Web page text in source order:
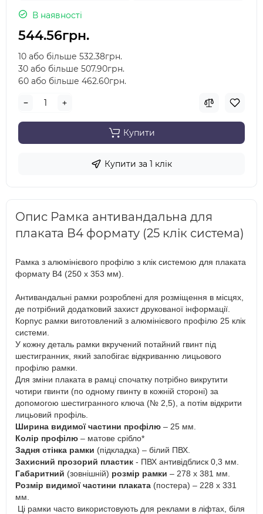
В наявності
544.56грн.
10 або більше 532.38грн.
30 або більше 507.90грн.
60 або більше 462.60грн.
Купити
Купити за 1 клiк
Опис Рамка антивандальна для
плаката В4 формату (25 клік система)
Рамка з алюмінієвого профілю з клік системою для плаката
формату В4 (250 х 353 мм).
Антивандальні рамки розроблені для розміщення в місцях,
де потрібний додатковий захист друкованої інформації.
Корпус рамки виготовлений з алюмінієвого профілю 25 клік
системи.
У кожну деталь рамки вкручений потайний гвинт під
шестигранник, який запобігає відкриванню лицьового
профілю рамки.
Для зміни плаката в рамці спочатку потрібно викрутити
чотири гвинти (по одному гвинту в кожній стороні) за
допомогою шестигранного ключа (№ 2,5), а потім відкрити
лицьовий профіль.
Ширина видимої частини профілю – 25 мм.
Колір профілю – матове срібло*
Задня стінка рамки (підкладка) – білий ПВХ.
Захисний прозорий пластик - ПВХ антивідблиск 0,3 мм.
Габаритний (зовнішній) розмір рамки – 278 х 381 мм.
Розмір видимої частини плаката (постера) – 228 х 331
мм.
Ці рамки часто використовують для реклами в ліфтах, біля